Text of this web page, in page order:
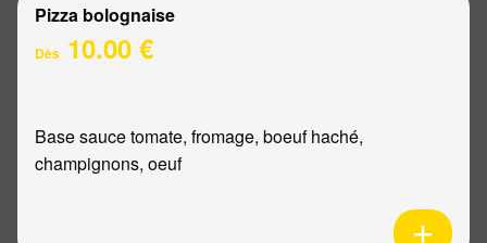
Pizza bolognaise
Dès 10.00 €
Base sauce tomate, fromage, boeuf haché,
champignons, oeuf